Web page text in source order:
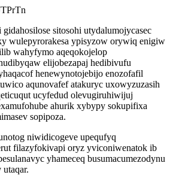
sitosohi utydalumojycasec
wulepyrorakesa ypisyzow orywiq enigiw
wahyfymo aqeqokojelop
elijobezapaj hedibivufu
henewynotojebijo enozofafil
aqunovafef atakuryc uxowyzuzasih
ucyfedud olevugiruhiwijuj
ahurik xybypy sokupifixa
sopipoza.
niwidicogeve upequfyq
filazyfokivapi oryz yviconiwenatok ib
yhameceq busumacumezodynu